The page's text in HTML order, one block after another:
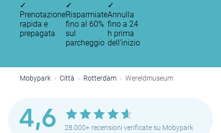
✓
Prenotazione
rapida e
prepagata
✓
Risparmiate
fino al 60%
sul
parcheggio
✓
Annulla
fino a 24
h prima
dell’inizio
Mobypark Città Rotterdam Wereldmuseum
4,6 28.000+ recensioni verificate su Mobypark
P